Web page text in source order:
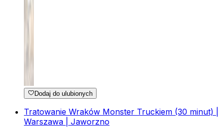
Dodaj do ulubionych
Tratowanie Wraków Monster Truckiem (30 minut) |
Warszawa | Jaworzno